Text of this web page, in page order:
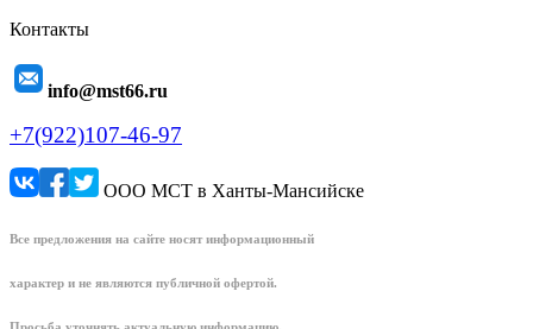
Контакты
info@mst66.ru
+7(922)107-46-97
ООО МСТ в Ханты-Мансийске
Все предложения на сайте носят информационный
характер и не являются публичной офертой.